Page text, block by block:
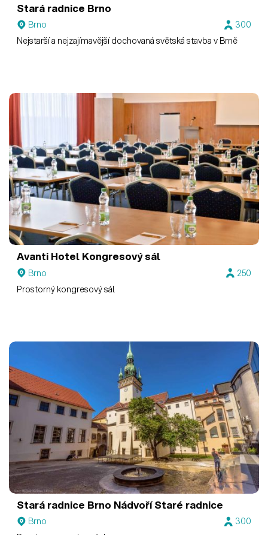
Stará radnice Brno
Brno
300
Nejstarší a nejzajímavější dochovaná světská stavba v Brně
Avanti Hotel Kongresový sál
Brno
250
Prostorný kongresový sál
Stará radnice Brno Nádvoří Staré radnice
Brno
300